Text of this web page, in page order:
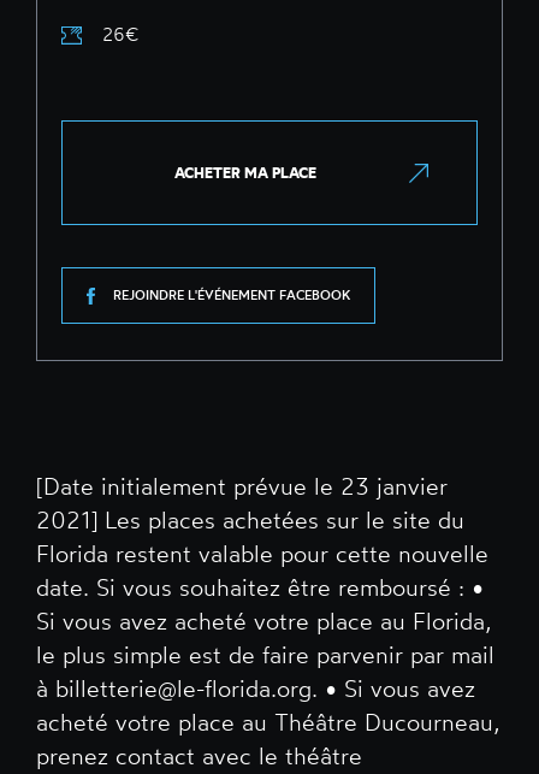
26€
ACHETER MA PLACE
REJOINDRE L'ÉVÉNEMENT FACEBOOK
[Date initialement prévue le 23 janvier
2021] Les places achetées sur le site du
Florida restent valable pour cette nouvelle
date. Si vous souhaitez être remboursé : •
Si vous avez acheté votre place au Florida,
le plus simple est de faire parvenir par mail
à billetterie@le-florida.org. • Si vous avez
acheté votre place au Théâtre Ducourneau,
prenez contact avec le théâtre